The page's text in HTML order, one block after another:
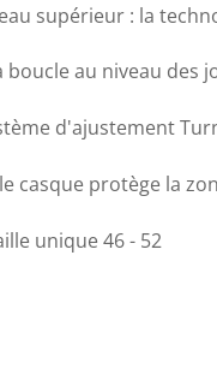
supérieur : la
boucle au niveau
d'ajustement
casque protège la
unique 46 - 52